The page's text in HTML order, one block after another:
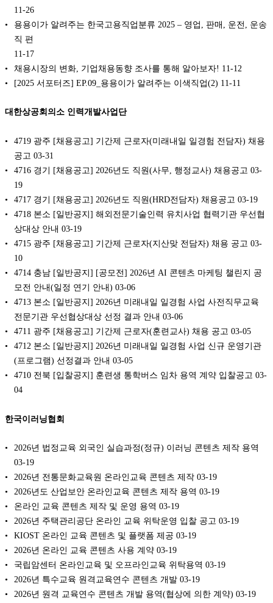
11-26
용용이가 알려주는 한국고용직업분류 2025 – 영업, 판매, 운전, 운송
직 편
11-17
채용시장의 변화, 기업채용동향 조사를 통해 알아보자! 11-12
[2025 서포터즈] EP.09_용용이가 알려주는 이색직업(2) 11-11
대한상공회의소 인력개발사업단
4719 광주 [채용공고] 기간제 근로자(미래내일 일경험 전담자) 채용
공고 03-31
4716 경기 [채용공고] 2026년도 직원(사무, 행정교사) 채용공고 03-
19
4717 경기 [채용공고] 2026년도 직원(HRD전담자) 채용공고 03-19
4718 본소 [일반공지] 해외전문기술인력 유치사업 협력기관 우선협
상대상 안내 03-19
4715 광주 [채용공고] 기간제 근로자(지산맞 전담자) 채용 공고 03-
10
4714 충남 [일반공지] [공모전] 2026년 AI 콘텐츠 마케팅 챌린지 공
모전 안내(일정 연기 안내) 03-06
4713 본소 [일반공지] 2026년 미래내일 일경험 사업 사전직무교육
전문기관 우선협상대상 선정 결과 안내 03-06
4711 광주 [채용공고] 기간제 근로자(훈련교사) 채용 공고 03-05
4712 본소 [일반공지] 2026년 미래내일 일경험 사업 신규 운영기관
(프로그램) 선정결과 안내 03-05
4710 전북 [입찰공지] 훈련생 통학버스 임차 용역 계약 입찰공고 03-
04
한국이러닝협회
2026년 법정교육 외국인 실습과정(정규) 이러닝 콘텐츠 제작 용역
03-19
2026년 전통문화교육원 온라인교육 콘텐츠 제작 03-19
2026년도 산업보안 온라인교육 콘텐츠 제작 용역 03-19
온라인 교육 콘텐츠 제작 및 운영 용역 03-19
2026년 주택관리공단 온라인 교육 위탁운영 입찰 공고 03-19
KIOST 온라인 교육 콘텐츠 및 플랫폼 제공 03-19
2026년 온라인 교육 콘텐츠 사용 계약 03-19
국립암센터 온라인교육 및 오프라인교육 위탁용역 03-19
2026년 특수교육 원격교육연수 콘텐츠 개발 03-19
2026년 원격 교육연수 콘텐츠 개발 용역(협상에 의한 계약) 03-19